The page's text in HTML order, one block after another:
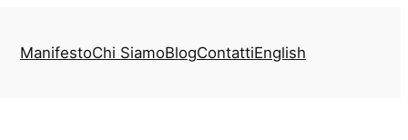
ManifestoChi SiamoBlogContattiEnglish